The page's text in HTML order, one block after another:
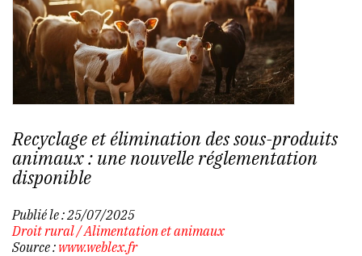
Recyclage et élimination des sous-produits
animaux : une nouvelle réglementation
disponible
Publié le :25/07/2025
Droit rural/Alimentation et animaux
Source : www.weblex.fr